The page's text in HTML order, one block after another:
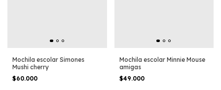
Mochila escolar Simones
Mushi cherry
$60.000
Mochila escolar Minnie Mouse
amigas
$49.000